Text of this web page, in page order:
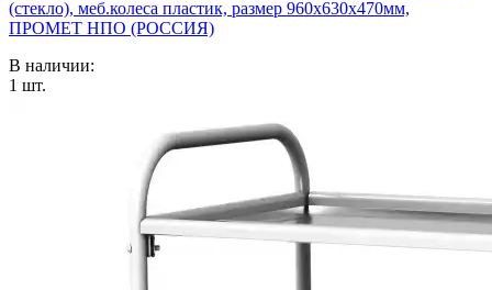
(стекло), меб.колеса пластик, размер 960x630x470мм,
ПРОМЕТ НПО (РОССИЯ)
В наличии:
1 шт.